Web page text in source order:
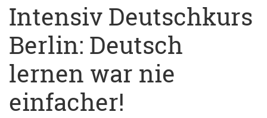
Intensiv Deutschkurs
Berlin: Deutsch
lernen war nie
einfacher!